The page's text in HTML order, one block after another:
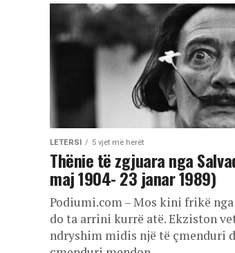
LETERSI 5 vjet më herët
Thënie të zgjuara nga
maj 1904- 23 janar 1989)
Podiumi.com – Mos kini frikë nga
do ta arrini kurrë atë. Ekziston
ndryshim midis një të çmenduri